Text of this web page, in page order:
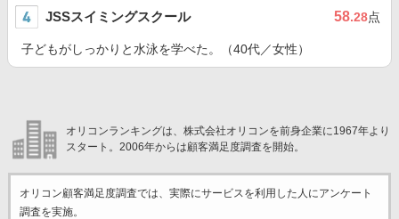
JSSスイミングスクール 58.28点
子どもがしっかりと水泳を学べた。（40代／女性）
オリコンランキングは、株式会社オリコンを前身企業に1967年より
スタート。2006年からは顧客満足度調査を開始。
オリコン顧客満足度調査では、実際にサービスを利用した 人にアンケート
調査を実施。